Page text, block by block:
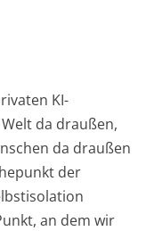
KI-
da draußen,
da draußen
der
an dem wir